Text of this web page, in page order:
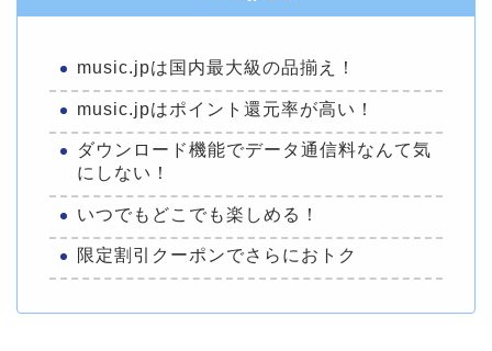
music.jpは国内最大級の品揃え！
music.jpはポイント還元率が高い！
ダウンロード機能でデータ通信料なんて気
にしない！
いつでもどこでも楽しめる！
限定割引クーポンでさらにおトク